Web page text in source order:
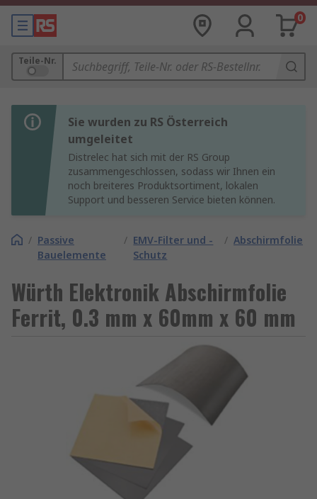
0
Teile-Nr.
Sie wurden zu RS Österreich
umgeleitet
Distrelec hat sich mit der RS Group
zusammengeschlossen, sodass wir Ihnen ein
noch breiteres Produktsortiment, lokalen
Support und besseren Service bieten können.
/ Passive
Bauelemente
/ EMV-Filter und -
Schutz
/ Abschirmfolie
Würth Elektronik Abschirmfolie
Ferrit, 0.3 mm x 60mm x 60 mm